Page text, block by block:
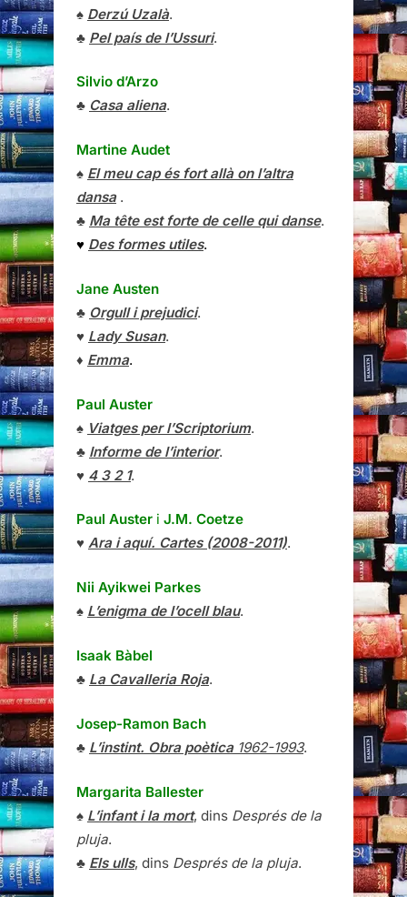
♠ Derzú Uzalà.
♣ Pel país de l’Ussuri.
Silvio d’Arzo
♣ Casa aliena.
Martine Audet
♠ El meu cap és fort allà on l’altra
dansa.
♣ Ma tête est forte de celle qui danse.
♥ Des formes utiles.
Jane Austen
♣ Orgull i prejudici.
♥ Lady Susan.
♦ Emma.
Paul Auster
♠ Viatges per l’Scriptorium.
♣ Informe de l’interior.
♥ 4 3 2 1.
Paul Auster i J.M. Coetze
♥ Ara i aquí. Cartes (2008-2011).
Nii Ayikwei Parkes
♠ L’enigma de l’ocell blau.
Isaak Bàbel
♣ La Cavalleria Roja.
Josep-Ramon Bach
♣ L’instint. Obra poètica1962-1993.
Margarita Ballester
♠ L’infant i la mort, dins Després de la
pluja.
♣ Els ulls, dins Després de la pluja.